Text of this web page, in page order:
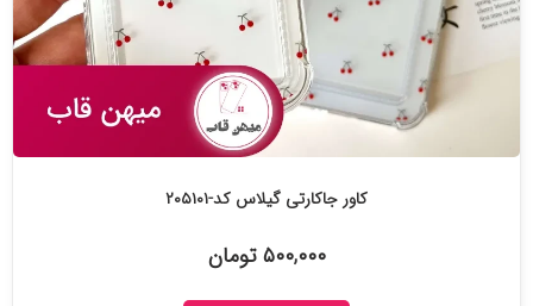
کاور جاکارتی گیلاس کد-۲۰۵۱۰۱
۵۰۰,۰۰۰ تومان